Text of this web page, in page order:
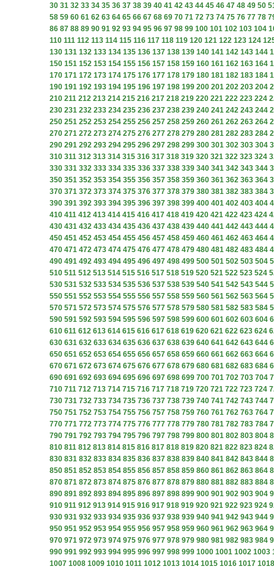
30 31 32 33 34 35 36 37 38 39 40 41 42 43 44 45 46 47 48 49 50
58 59 60 61 62 63 64 65 66 67 68 69 70 71 72 73 74 75 76 77 78
86 87 88 89 90 91 92 93 94 95 96 97 98 99 100 101 102 103 104
110 111 112 113 114 115 116 117 118 119 120 121 122 123 124
130 131 132 133 134 135 136 137 138 139 140 141 142 143 144
150 151 152 153 154 155 156 157 158 159 160 161 162 163 164
170 171 172 173 174 175 176 177 178 179 180 181 182 183 184
190 191 192 193 194 195 196 197 198 199 200 201 202 203 204
210 211 212 213 214 215 216 217 218 219 220 221 222 223 224
230 231 232 233 234 235 236 237 238 239 240 241 242 243 244
250 251 252 253 254 255 256 257 258 259 260 261 262 263 264
270 271 272 273 274 275 276 277 278 279 280 281 282 283 284
290 291 292 293 294 295 296 297 298 299 300 301 302 303 304
310 311 312 313 314 315 316 317 318 319 320 321 322 323 324
330 331 332 333 334 335 336 337 338 339 340 341 342 343 344
350 351 352 353 354 355 356 357 358 359 360 361 362 363 364
370 371 372 373 374 375 376 377 378 379 380 381 382 383 384
390 391 392 393 394 395 396 397 398 399 400 401 402 403 404
410 411 412 413 414 415 416 417 418 419 420 421 422 423 424
430 431 432 433 434 435 436 437 438 439 440 441 442 443 444
450 451 452 453 454 455 456 457 458 459 460 461 462 463 464
470 471 472 473 474 475 476 477 478 479 480 481 482 483 484
490 491 492 493 494 495 496 497 498 499 500 501 502 503 504
510 511 512 513 514 515 516 517 518 519 520 521 522 523 524
530 531 532 533 534 535 536 537 538 539 540 541 542 543 544
550 551 552 553 554 555 556 557 558 559 560 561 562 563 564
570 571 572 573 574 575 576 577 578 579 580 581 582 583 584
590 591 592 593 594 595 596 597 598 599 600 601 602 603 604
610 611 612 613 614 615 616 617 618 619 620 621 622 623 624
630 631 632 633 634 635 636 637 638 639 640 641 642 643 644
650 651 652 653 654 655 656 657 658 659 660 661 662 663 664
670 671 672 673 674 675 676 677 678 679 680 681 682 683 684
690 691 692 693 694 695 696 697 698 699 700 701 702 703 704
710 711 712 713 714 715 716 717 718 719 720 721 722 723 724
730 731 732 733 734 735 736 737 738 739 740 741 742 743 744
750 751 752 753 754 755 756 757 758 759 760 761 762 763 764
770 771 772 773 774 775 776 777 778 779 780 781 782 783 784
790 791 792 793 794 795 796 797 798 799 800 801 802 803 804
810 811 812 813 814 815 816 817 818 819 820 821 822 823 824
830 831 832 833 834 835 836 837 838 839 840 841 842 843 844
850 851 852 853 854 855 856 857 858 859 860 861 862 863 864
870 871 872 873 874 875 876 877 878 879 880 881 882 883 884
890 891 892 893 894 895 896 897 898 899 900 901 902 903 904
910 911 912 913 914 915 916 917 918 919 920 921 922 923 924
930 931 932 933 934 935 936 937 938 939 940 941 942 943 944
950 951 952 953 954 955 956 957 958 959 960 961 962 963 964
970 971 972 973 974 975 976 977 978 979 980 981 982 983 984
990 991 992 993 994 995 996 997 998 999 1000 1001 1002 1003
1007 1008 1009 1010 1011 1012 1013 1014 1015 1016 1017 1018